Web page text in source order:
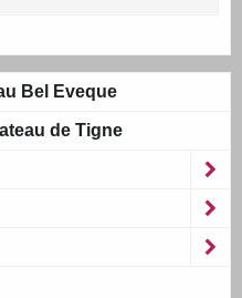
Bel Eveque
de Tigne